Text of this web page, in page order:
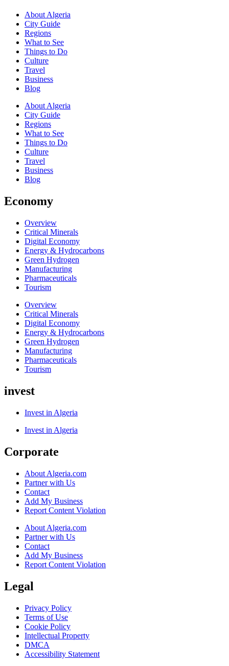
About Algeria
City Guide
Regions
What to See
Things to Do
Culture
Travel
Business
Blog
About Algeria
City Guide
Regions
What to See
Things to Do
Culture
Travel
Business
Blog
Economy
Overview
Critical Minerals
Digital Economy
Energy & Hydrocarbons
Green Hydrogen
Manufacturing
Pharmaceuticals
Tourism
Overview
Critical Minerals
Digital Economy
Energy & Hydrocarbons
Green Hydrogen
Manufacturing
Pharmaceuticals
Tourism
invest
Invest in Algeria
Invest in Algeria
Corporate
About Algeria.com
Partner with Us
Contact
Add My Business
Report Content Violation
About Algeria.com
Partner with Us
Contact
Add My Business
Report Content Violation
Legal
Privacy Policy
Terms of Use
Cookie Policy
Intellectual Property
DMCA
Accessibility Statement